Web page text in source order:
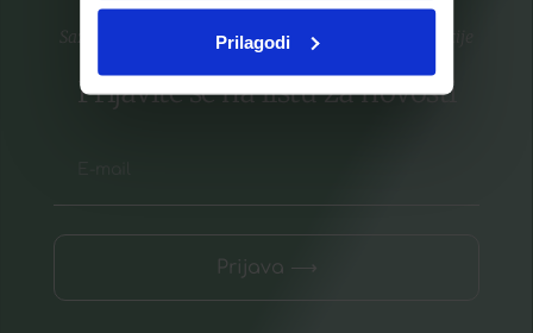
Prilagodi
Saznajte prvi za nove proizvode i ekskluzivne promocije
Prijavite se na listu za novosti
Prijava ⟶